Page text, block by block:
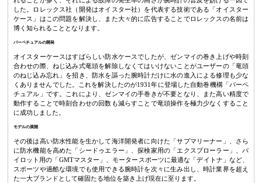
した。ロレックス社（開発はオイスター社）を代表する技術である「オイスター
ケース」はこの問題を解決し、また大々的に広告することでロレックスの名前は
博く知られることとなります。
パーペチュアルの開発
オイスターケースはすばらしい防水ケースでしたが、ゼンマイの巻き上げや時刻
合わせの際、ねじ込み式竜頭を解除しなくてはいけないことがユーザーの「竜頭
のねじ込み忘れ」を招き、防水を謳った腕時計だけに水の進入による修理も少な
くありませんでした。これを解決したのが1931年に登場した自動巻機構「パーペ
チュアル」です。これにより、ゼンマイの手巻きが不要となり、また高い精度で
動作することで時刻合わせの回数も減らすことで竜頭操作を極力少なくすること
に成功しました。
モデルの展開
その後は高い防水性能を生かして海洋開発者に向けた「サブマリーナー」、さら
に防水機能を高めた「シードゥエラー」、探検家用の「エクスプローラー」、パ
イロット用の「GMTマスター」、モータースポーツに最適な「デイトナ」など、
スポーツや過酷な環境でも使用できる腕時計を次々に生み出し、時計業界を超え
た一大ブランドとして確固たる地位を築き上げ現在に至ります。